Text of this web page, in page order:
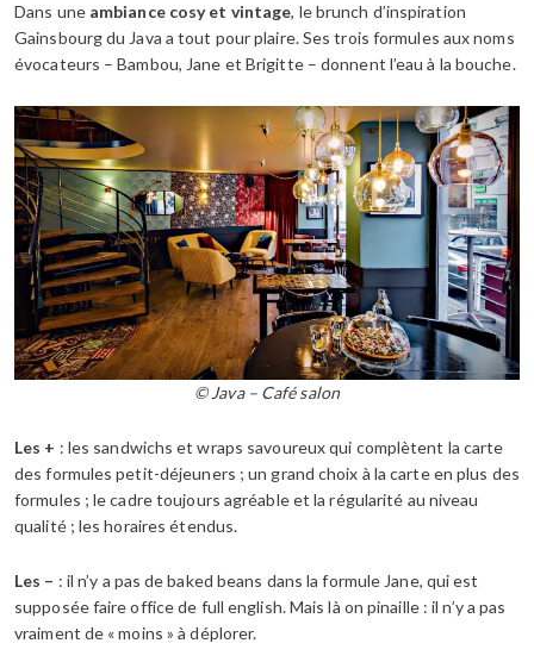
Dans une ambiance cosy et vintage, le brunch d’inspiration
Gainsbourg du Java a tout pour plaire. Ses trois formules aux noms
évocateurs – Bambou, Jane et Brigitte – donnent l’eau à la bouche.
© Java – Café salon
Les + : les sandwichs et wraps savoureux qui complètent la carte
des formules petit-déjeuners ; un grand choix à la carte en plus des
formules ; le cadre toujours agréable et la régularité au niveau
qualité ; les horaires étendus.
Les – : il n’y a pas de baked beans dans la formule Jane, qui est
supposée faire office de full english. Mais là on pinaille : il n’y a pas
vraiment de « moins » à déplorer.